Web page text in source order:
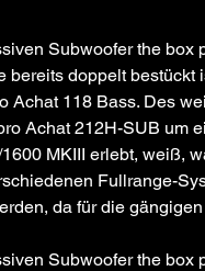
Subwoofer the box
bereits doppelt bestückt
Achat 118 Bass. Des
Achat 212H-SUB um
MKIII erlebt, weiß,
Fullrange-
da für die gängigen
Subwoofer the box